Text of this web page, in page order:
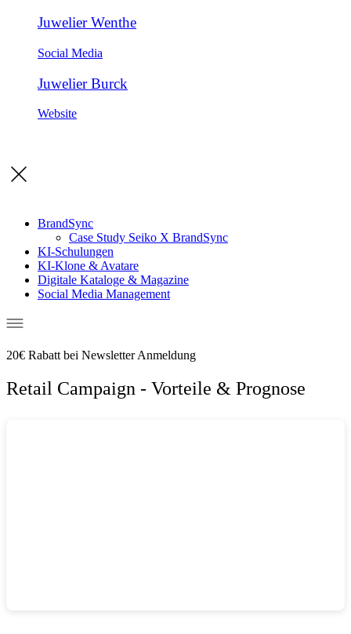
Juwelier Wenthe
Social Media
Juwelier Burck
Website
BrandSync
Case Study Seiko X BrandSync
KI-Schulungen
KI-Klone & Avatare
Digitale Kataloge & Magazine
Social Media Management
20€ Rabatt bei Newsletter Anmeldung
Retail Campaign - Vorteile & Prognose